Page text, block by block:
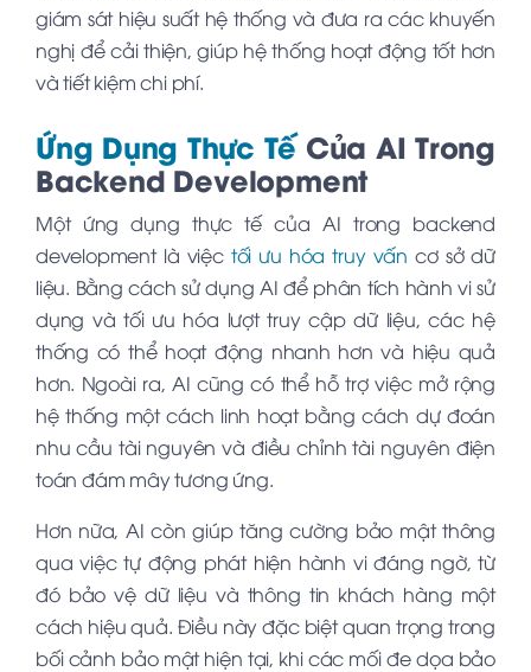
giám sát hiệu suất hệ thống và đưa ra các khuyến
nghị để cải thiện, giúp hệ thống hoạt động tốt hơn
và tiết kiệm chi phí.
Ứng Dụng Thực TếCủa AI Trong
Backend Development
Một ứng dụng thực tế của AI trong backend
development là việc tối ưu hóa truy vấn cơ sở dữ
liệu. Bằng cách sử dụng AI để phân tích hành vi sử
dụng và tối ưu hóa lượt truy cập dữ liệu, các hệ
thống có thể hoạt động nhanh hơn và hiệu quả
hơn. Ngoài ra, AI cũng có thể hỗ trợ việc mở rộng
hệ thống một cách linh hoạt bằng cách dự đoán
nhu cầu tài nguyên và điều chỉnh tài nguyên điện
toán đám mây tương ứng.
Hơn nữa, AI còn giúp tăng cường bảo mật thông
qua việc tự động phát hiện hành vi đáng ngờ, từ
đó bảo vệ dữ liệu và thông tin khách hàng một
cách hiệu quả. Điều này đặc biệt quan trọng trong
bối cảnh bảo mật hiện tại, khi các mối đe dọa bảo